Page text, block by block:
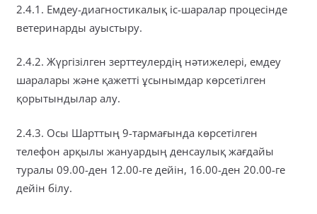
2.4.1. Емдеу-диагностикалық іс-шаралар процесінде
ветеринарды ауыстыру.
2.4.2. Жүргізілген зерттеулердің нәтижелері, емдеу
шаралары және қажетті ұсынымдар көрсетілген
қорытындылар алу.
2.4.3. Осы Шарттың 9-тармағында көрсетілген
телефон арқылы жануардың денсаулық жағдайы
туралы 09.00-ден 12.00-ге дейін, 16.00-ден 20.00-ге
дейін білу.